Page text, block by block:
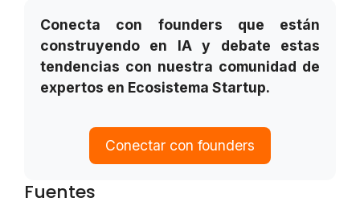
Conecta con founders que están
construyendo en IA y debate estas
tendencias con nuestra comunidad de
expertos en Ecosistema Startup.
Conectar con founders
Fuentes